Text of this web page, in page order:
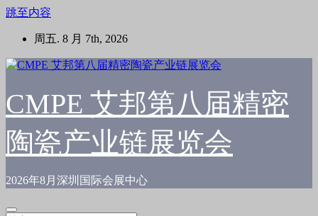
跳至内容
周五. 8 月 7th, 2026
CMPE 艾邦第八届精密
陶瓷产业链展览会
2026年8月深圳国际会展中心